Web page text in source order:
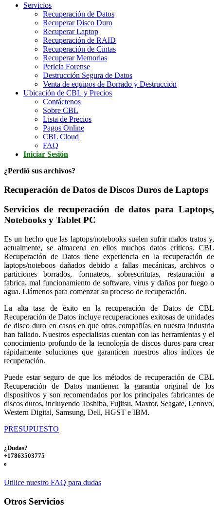
Servicios
Recuperación de Datos
Recuperar Disco Duro
Recuperar Laptop
Recuperación de RAID
Recuperación de Cintas
Recuperar Memorias
Pericia Forense
Destrucción Segura de Datos
Venta de equipos de Borrado y Destrucción
Ubicación de CBL y Precios
Contáctenos
Sobre CBL
Lista de Precios
Pagos Online
CBL Cloud
FAQ
Iniciar Sesión
¿Perdió sus archivos?
Recuperación de Datos de Discos Duros de Laptops
Servicios de recuperación de datos para Laptops,
Notebooks y Tablet PC
Es un hecho que las laptops/notebooks suelen sufrir malos tratos y,
actualmente, se almacena en ellos muchos datos críticos. CBL
Recuperación de Datos tiene experiencia en la recuperación de
laptops/noteboos dañados debido a fallas mecánicas, archivos o
particiones borrados, formateos, sobrescritutas, restauración a
fabrica, mal funcionamiento de software, virus y daños por fuego o
agua. Llámenos para comenzar su proceso de recuperación.
La alta tasa de éxito en la recuperación de Datos de CBL
Recuperación de Datos incluye recuperaciones exitosas de unidades
de disco duro en casos en que otras compañías en nuestra industria
han fallado. Nuestros especialistas cuentan con las herramientas y el
conocimiento profundo de la tecnología de discos duros para crear
rápidamente soluciones que garanticen nuestros altos índices de
recuperación.
Puede estar seguro de que los métodos de recuperación de CBL
Recuperación de Datos mantienen la garantía original de los
dispositivos y son recomendados por los principales fabricantes de
discos duros, incluyendo Toshiba, Fujitsu, Maxtor, Seagate, Lenovo,
Western Digital, Samsung, Dell, HGST e IBM.
PRESUPUESTO
¿Dudas?
+17863503775
o
Utilice nuestro FAQ para dudas
Otros Servicios